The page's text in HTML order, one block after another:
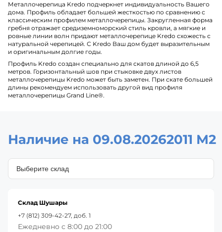
Металлочерепица Kredo подчеркнет индивидуальность Вашего
дома. Профиль обладает большей жесткостью по сравнению с
классическим профилем металлочерепицы. Закругленная форма
гребня отражает средиземноморский стиль кровли, а мягкие и
ровные линии волн придают металлочерепице Kredo схожесть с
натуральной черепицей. С Kredo Ваш дом будет выразительным
и оригинальным долгие годы.
Профиль Kredo создан специально для скатов длиной до 6,5
метров. Горизонтальный шов при стыковке двух листов
металлочерепицы Kredo может быть заметен. При скате большей
длины рекомендуем использовать другой вид профиля
металлочерепицы Grand Line®.
Наличие на 09.08.20262011 М2
Склад Шушары
+7 (812) 309-42-27, доб. 1
Ежедневно с 8:00 до 21:00